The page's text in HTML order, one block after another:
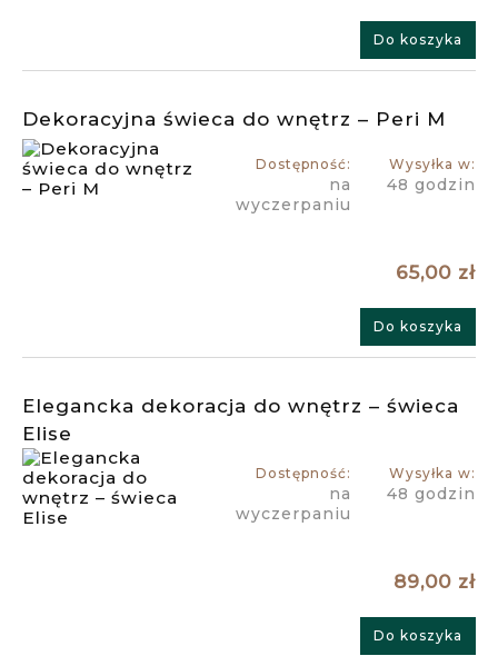
Do koszyka
Dekoracyjna świeca do wnętrz – Peri M
Dostępność:
na
wyczerpaniu
Wysyłka w:
48 godzin
65,00 zł
Do koszyka
Elegancka dekoracja do wnętrz – świeca
Elise
Dostępność:
na
wyczerpaniu
Wysyłka w:
48 godzin
89,00 zł
Do koszyka